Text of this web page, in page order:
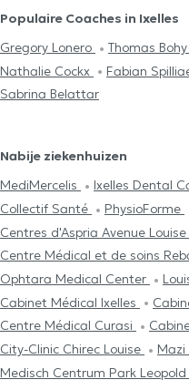
Populaire Coaches in Ixelles
Gregory Lonero
Thomas Bohy
Nathalie Cockx
Fabian
Sabrina Belattar
Nabije ziekenhuizen
MediMercelis
Ixelles Dental
Collectif Santé
PhysioForme
Centres d'Aspria Avenue
Centre Médical et de soins
Ophtara Medical Center
Cabinet Médical Ixelles
Centre Médical Curasi
City-Clinic Chirec Louise
Mazi
Medisch Centrum Park Leopold